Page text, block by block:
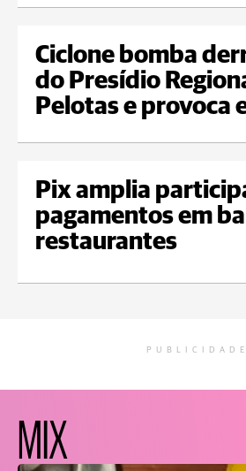
Ciclone bomba
do Presídio
Pelotas e provoca
Pix amplia
pagamentos em
restaurantes
PUBLICIDADE
MIX